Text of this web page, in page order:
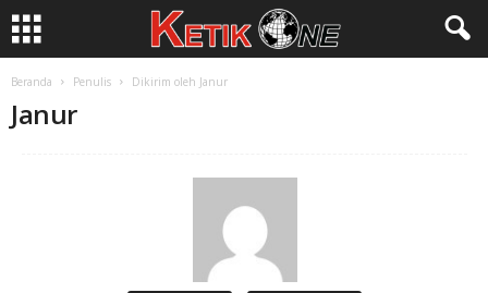
Beranda Penulis Dikirim oleh Janur
Janur